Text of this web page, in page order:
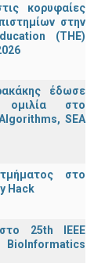
κορυφαίες
στην
(ΤΗΕ)
έδωσε
ομιλία στο
SEA
στο
Hack
25th IEEE